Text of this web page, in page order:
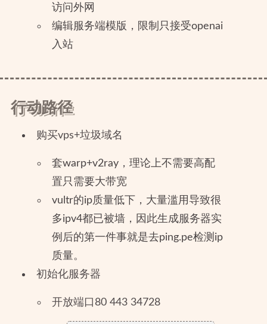
访问外网
编辑服务端模版，限制只接受openai
入站
行动路径
购买vps+垃圾域名
套warp+v2ray，理论上不需要高配
置只需要大带宽
vultr的ip质量低下，大量滥用导致很
多ipv4都已被墙，因此生成服务器实
例后的第一件事就是去ping.pe检测ip
质量。
初始化服务器
开放端口80 443 34728